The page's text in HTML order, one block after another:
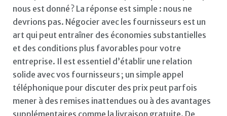
nous est donné ? La réponse est simple : nous ne
devrions pas. Négocier avec les fournisseurs est un
art qui peut entraîner des économies substantielles
et des conditions plus favorables pour votre
entreprise. Il est essentiel d’établir une relation
solide avec vos fournisseurs ; un simple appel
téléphonique pour discuter des prix peut parfois
mener à des remises inattendues ou à des avantages